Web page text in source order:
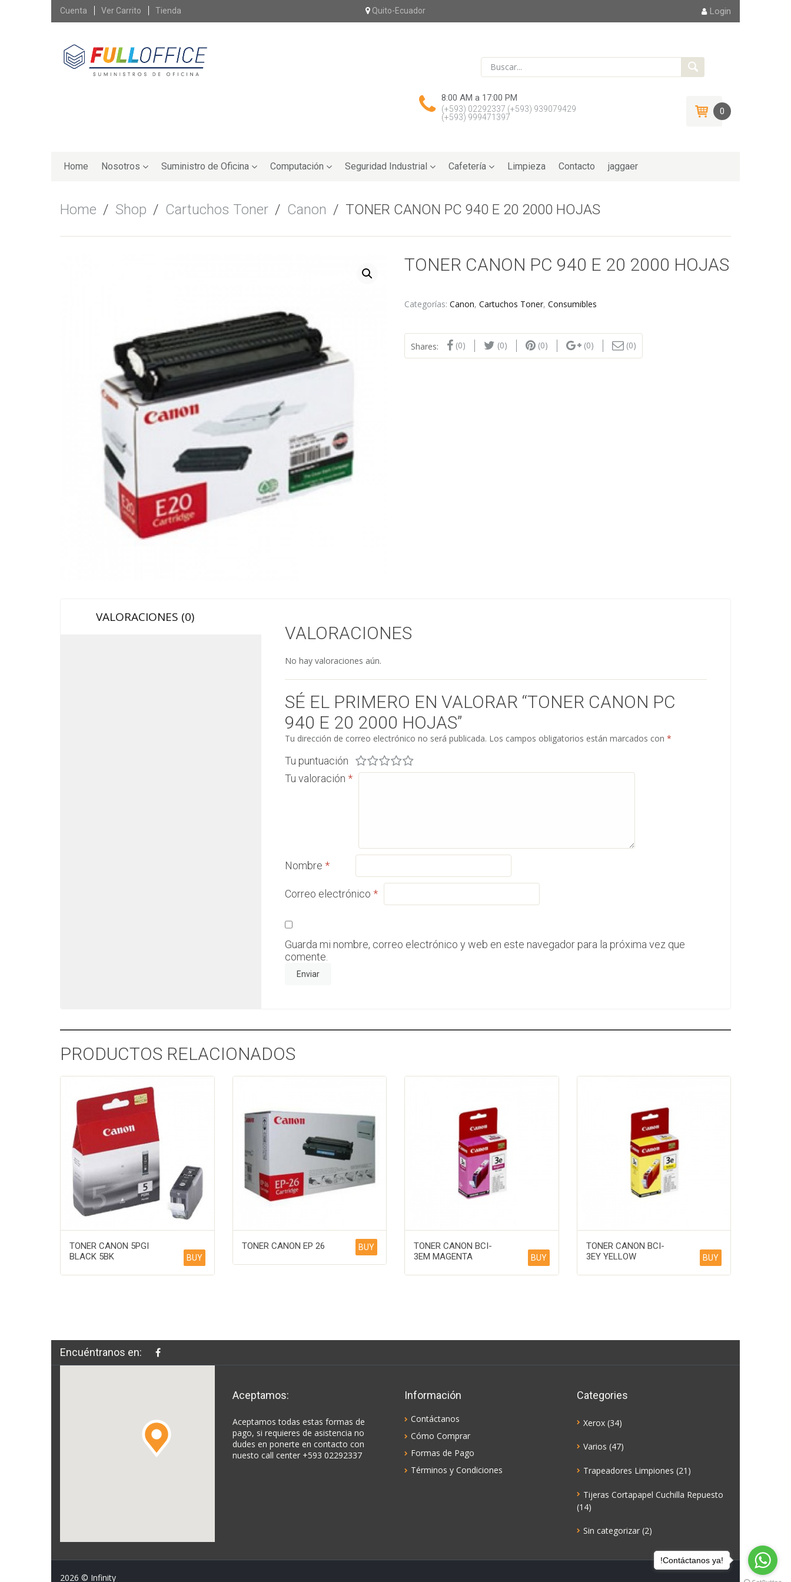
Skip
Cuenta Ver Carrito Tienda Quito-Ecuador Login
8:00 AM a 17:00 PM
(+593) 02292337 (+593) 939079429
(+593) 999471397
0
to
Home Nosotros Suministro de Oficina Computación Seguridad Industrial Cafetería Limpieza Contacto jaggaer
Home / Shop / Cartuchos Toner / Canon / TONER CANON PC 940 E 20 2000 HOJAS
TONER CANON PC 940 E 20 2000 HOJAS
Categorías: Canon, Cartuchos Toner, Consumibles
Shares: (0) (0) (0) (0) (0)
VALORACIONES (0)
VALORACIONES
No hay valoraciones aún.
SÉ EL PRIMERO EN VALORAR “TONER CANON PC
940 E 20 2000 HOJAS”
Tu dirección de correo electrónico no será publicada. Los campos obligatorios están marcados con*
Tu puntuación
Tu valoración*
Nombre*
Correo electrónico*
Guarda mi nombre, correo electrónico y web en este navegador para la próxima vez que
comente.
PRODUCTOS RELACIONADOS
TONER CANON 5PGI
BLACK 5BK
BUY
TONER CANON EP 26 BUY
TONER CANON BCI-
3EM MAGENTA
BUY
TONER CANON BCI-
3EY YELLOW
BUY
Encuéntranos en:
Aceptamos:
Aceptamos todas estas formas de
pago, si requieres de asistencia no
dudes en ponerte en contacto con
nuesto call center +593 02292337
Información
Contáctanos
Cómo Comprar
Formas de Pago
Términos y Condiciones
Categories
Xerox (34)
Varios (47)
Trapeadores Limpiones (21)
Tijeras Cortapapel Cuchilla Repuesto
(14)
Sin categorizar (2)
2026 © Infinity
!Contáctanos ya!